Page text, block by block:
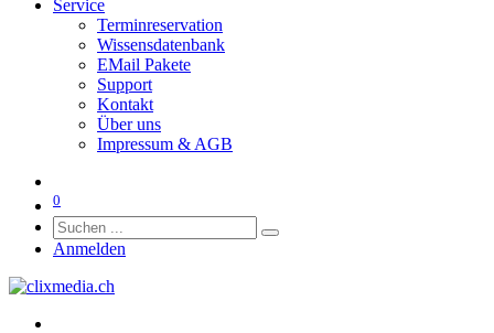
Service
Terminreservation
Wissensdatenbank
EMail Pakete
Support
Kontakt
Über uns
Impressum & AGB
0
Anmelden